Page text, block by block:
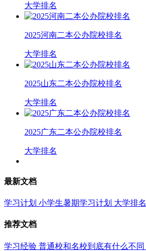
大学排名
2025河南二本公办院校排名
大学排名
2025山东二本公办院校排名
大学排名
2025广东二本公办院校排名
大学排名
最新文档
学习计划 小学生暑期学习计划 大学排名
推荐文档
学习经验 普通校和名校到底有什么不同